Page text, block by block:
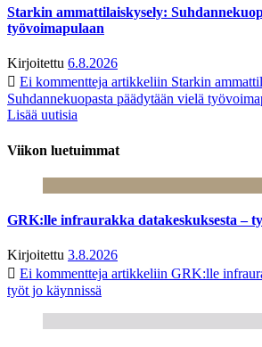
Starkin ammattilaiskysely:
työvoimapulaan
Kirjoitettu 6.8.2026
Ei kommentteja artikkeliin Starkin
Suhdannekuopasta päädytään vielä
Lisää uutisia
Viikon luetuimmat
GRK:lle infraurakka datakeskuksesta –
Kirjoitettu 3.8.2026
Ei kommentteja artikkeliin GRK:lle
työt jo käynnissä